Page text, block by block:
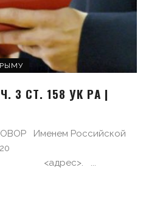
3 СТ. 158 УК РA |
Именем Российской
...